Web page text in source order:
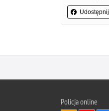
Udostępnij
Policja online